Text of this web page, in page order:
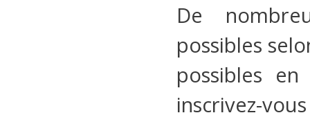
De
possibles
possibles
inscrivez-